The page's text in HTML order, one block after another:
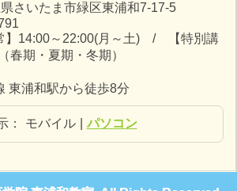
さいたま市緑区東浦和7-17-5
】14:00～22:00(月～土) / 【特別講
春期・夏期・冬期）
浦和駅から徒歩8分
： モバイル パソコン